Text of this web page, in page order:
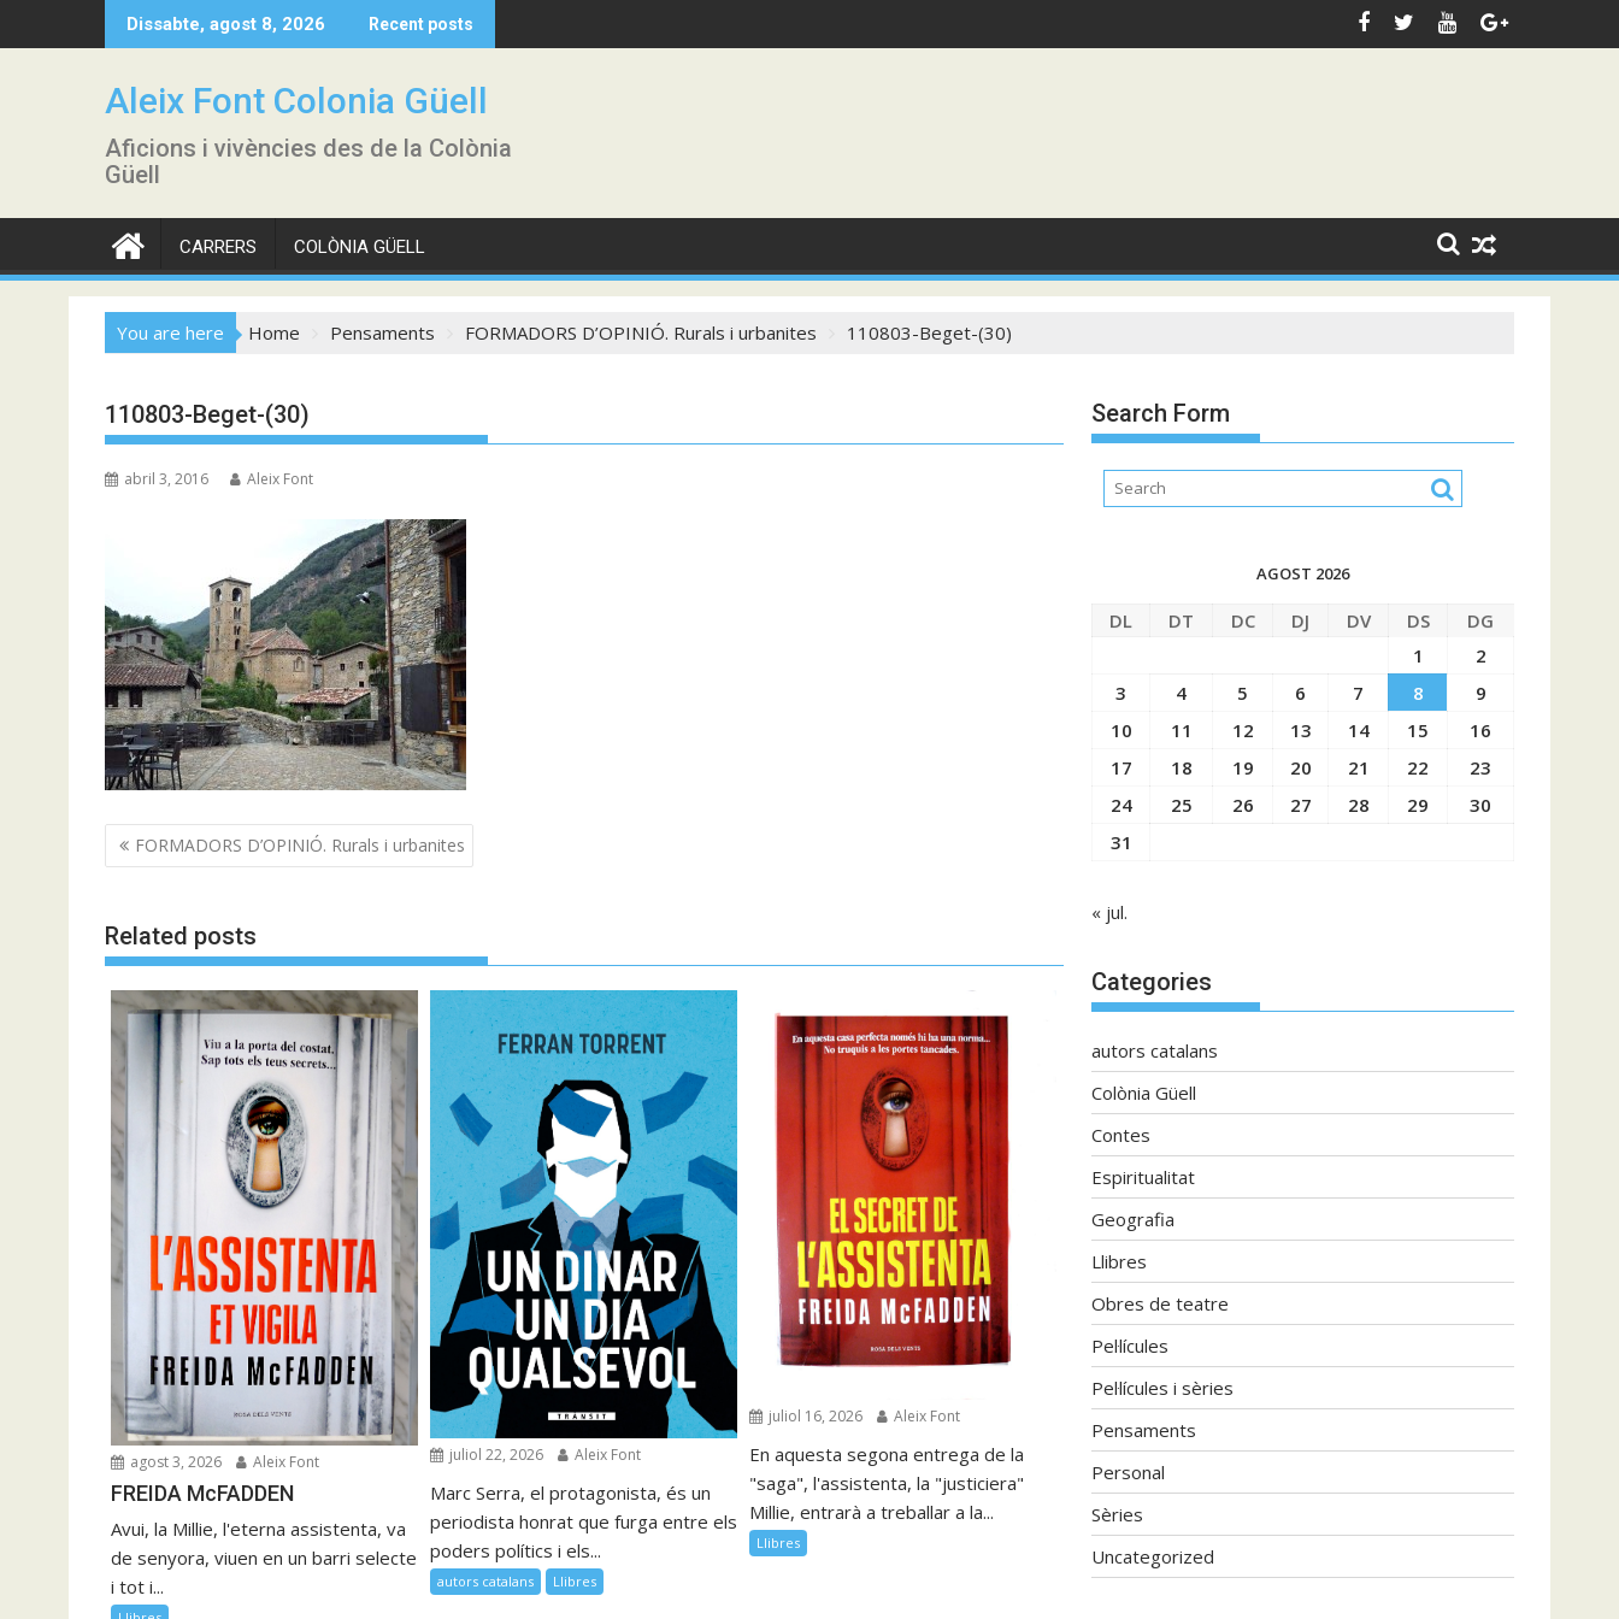
to
Dissabte, agost 8, 2026 Recent posts
Aleix Font Colonia Güell
Aficions i vivències des de la Colònia
Güell
CARRERS COLÒNIA GÜELL
You are here Home Pensaments FORMADORS D’OPINIÓ. Rurals i urbanites 110803-Beget-(30)
110803-Beget-(30)
abril 3, 2016 Aleix Font
Navegació
d'entrades
FORMADORS D’OPINIÓ. Rurals i urbanites
Related posts
agost 3, 2026 Aleix Font
FREIDA McFADDEN
Avui, la Millie, l'eterna assistenta, va
de senyora, viuen en un barri selecte
i tot i...
juliol 22, 2026 Aleix Font
Marc Serra, el protagonista, és un
periodista honrat que furga entre els
poders polítics i els...
autors catalans Llibres
juliol 16, 2026 Aleix Font
En aquesta segona entrega de la
"saga", l'assistenta, la "justiciera"
Millie, entrarà a treballar a la...
Llibres
Search Form
AGOST 2026
DL DT DC DJ DV DS
DG
1
2
3
4 5 6 7 8
9
10
11 12 13 14 15
16
17
18 19 20 21 22
23
24
25 26 27 28 29
30
31
« jul.
Categories
autors catalans
Colònia Güell
Contes
Espiritualitat
Geografia
Llibres
Obres de teatre
Pel·lícules
Pel·lícules i sèries
Pensaments
Personal
Sèries
Uncategorized